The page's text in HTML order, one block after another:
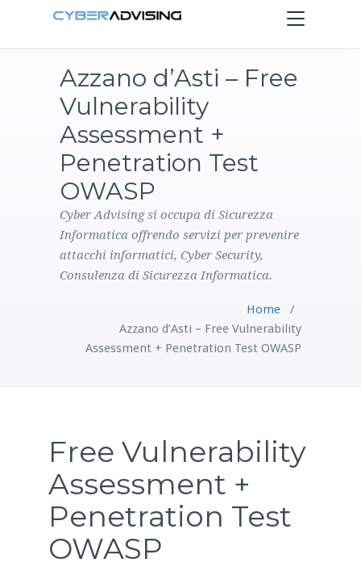
Toggle
navigation
PRODOTTI
CONTATTI
Azzano d’Asti – Free
Vulnerability
Assessment +
Penetration Test
OWASP
Cyber Advising si occupa di Sicurezza
Informatica offrendo servizi per prevenire
attacchi informatici, Cyber Security,
Consulenza di Sicurezza Informatica.
Home/
Azzano d’Asti – Free Vulnerability
Assessment + Penetration Test OWASP
Free Vulnerability
Assessment +
Penetration Test
OWASP